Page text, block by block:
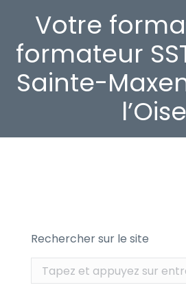
Votre
formateur
Sainte-
l’Oise
Rechercher sur le site
Recherche
: